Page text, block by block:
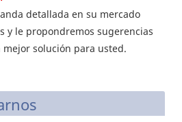
detallada en su mercado
y le propondremos sugerencias
solución para usted.